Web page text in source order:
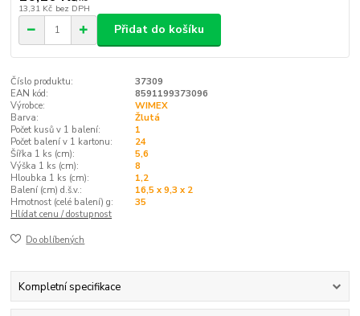
13,31 Kč bez DPH
Přidat do košíku
Číslo produktu:
37309
EAN kód:
8591199373096
Výrobce:
WIMEX
Barva:
Žlutá
Počet kusů v 1 balení:
1
Počet balení v 1 kartonu:
24
Šířka 1 ks (cm):
5,6
Výška 1 ks (cm):
8
Hloubka 1 ks (cm):
1,2
Balení (cm) d.š.v.:
16,5 x 9,3 x 2
Hmotnost (celé balení) g:
35
Hlídat cenu / dostupnost
Do oblíbených
Kompletní specifikace